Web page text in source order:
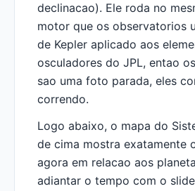
declinacao). Ele roda no
motor que os observatorios
de Kepler aplicado aos
osculadores do JPL, entao
sao uma foto parada, eles
correndo.
Logo abaixo, o mapa do
de cima mostra exatamente
agora em relacao aos
adiantar o tempo com o